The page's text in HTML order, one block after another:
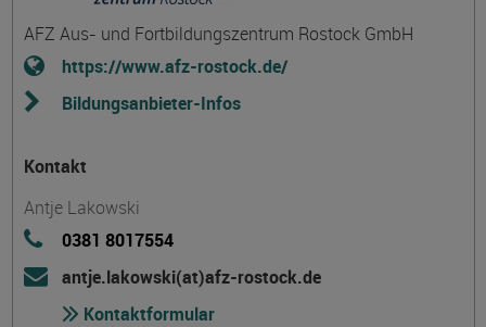
AFZ Aus- und Fortbildungszentrum Rostock GmbH
https://www.afz-rostock.de/
Bildungsanbieter-Infos
Kontakt
Antje Lakowski
0381 8017554
antje.lakowski(at)afz-rostock.de
Kontaktformular